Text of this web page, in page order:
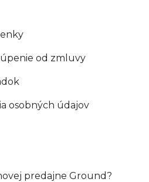
od zmluvy
osobných údajov
predajne Ground?